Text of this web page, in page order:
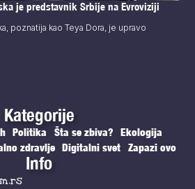
je predstavnik Srbije na Evroviziji
poznatija kao Teya Dora, je upravo
Kategorije
Politika Šta se zbiva?
Ekologija
zdravlje Digitalni svet Zapazi ovo
Info